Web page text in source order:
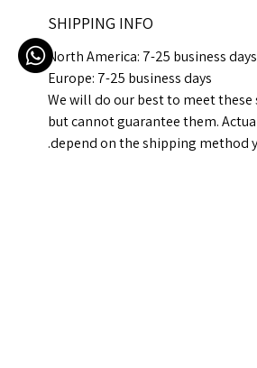
SHIPPING INFO
North America: 7-25 business days
Europe: 7-25 business days
We will do our best to meet
but cannot guarantee them.
depend on the shipping method